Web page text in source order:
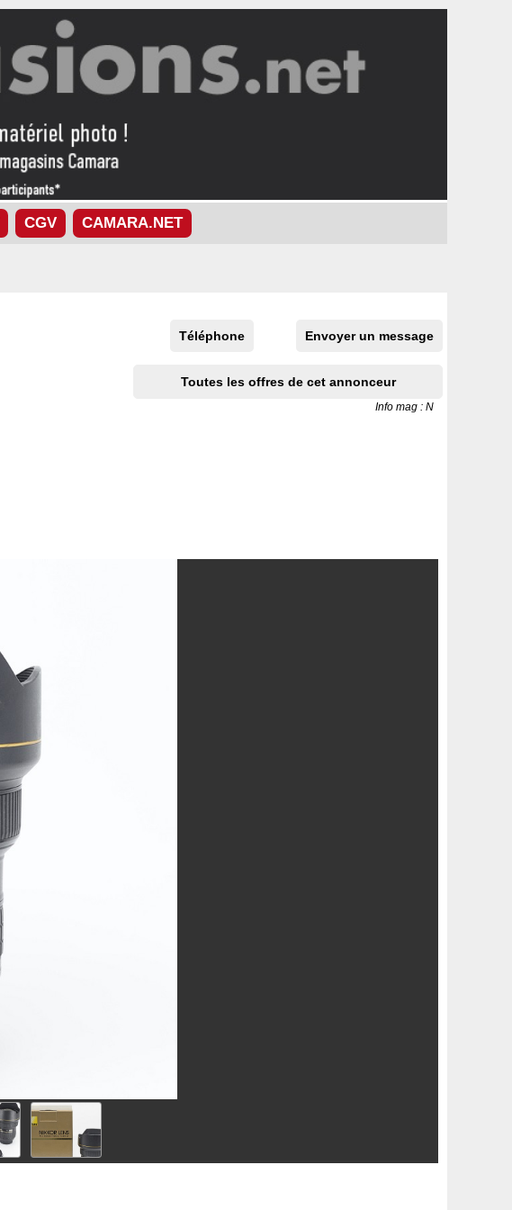
CGV CAMARA.NET
Téléphone Envoyer un message
Toutes les offres de cet annonceur
Info mag : N